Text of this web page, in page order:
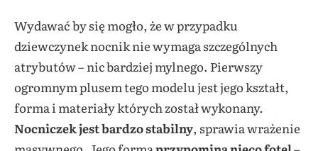
Wydawać by się mogło, że w przypadku
dziewczynek nocnik nie wymaga szczególnych
atrybutów – nic bardziej mylnego. Pierwszy
ogromnym plusem tego modelu jest jego kształt,
forma i materiały których został wykonany.
Nocniczek jest bardzo stabilny, sprawia wrażenie